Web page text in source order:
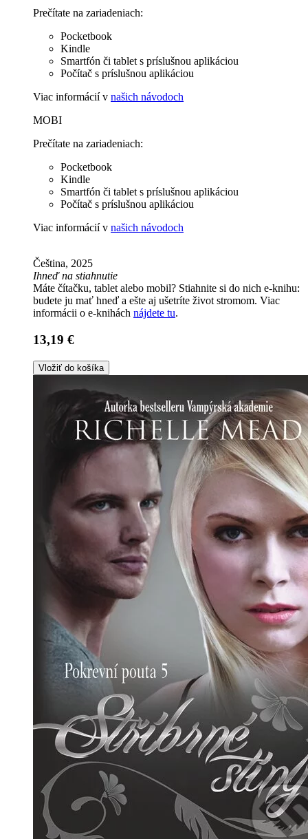
Prečítate na zariadeniach:
Pocketbook
Kindle
Smartfón či tablet s príslušnou aplikáciou
Počítač s príslušnou aplikáciou
Viac informácií v našich návodoch
MOBI
Prečítate na zariadeniach:
Pocketbook
Kindle
Smartfón či tablet s príslušnou aplikáciou
Počítač s príslušnou aplikáciou
Viac informácií v našich návodoch
Čeština, 2025
Ihneď na stiahnutie
Máte čítačku, tablet alebo mobil? Stiahnite si do nich e-knihu:
budete ju mať hneď a ešte aj ušetríte život stromom. Viac
informácii o e-knihách nájdete tu.
13,19 €
Vložiť do košíka